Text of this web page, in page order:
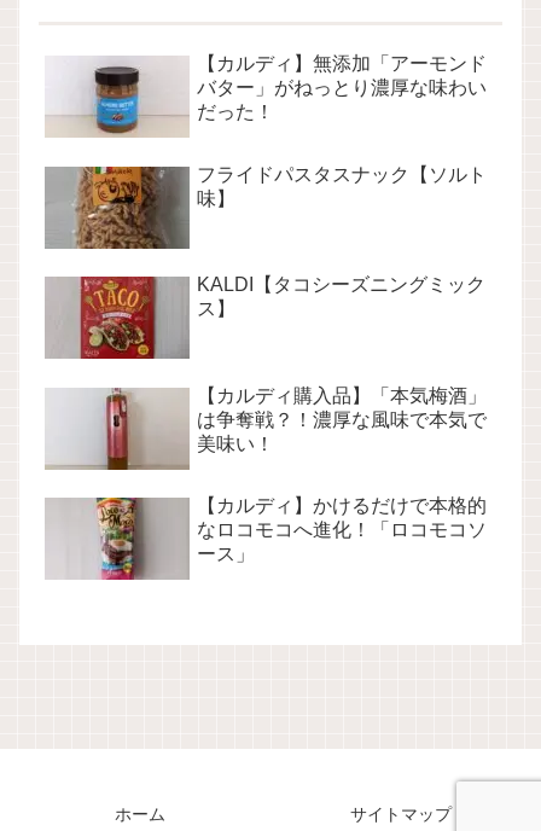
【カルディ】無添加「アーモンド
バター」がねっとり濃厚な味わい
だった！
フライドパスタスナック【ソルト
味】
KALDI【タコシーズニングミック
ス】
【カルディ購入品】「本気梅酒」
は争奪戦？！濃厚な風味で本気で
美味い！
【カルディ】かけるだけで本格的
なロコモコへ進化！「ロコモコソ
ース」
ホーム サイトマップ